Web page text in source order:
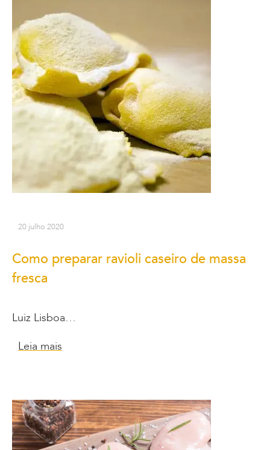
20 julho 2020
Como preparar ravioli caseiro de massa
fresca
Luiz Lisboa…
Leia mais